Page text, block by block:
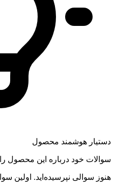
دستیار هوشمند محصول
سوالات خود درباره این محصول
هنوز سوالی نپرسیده‌اید. اولین